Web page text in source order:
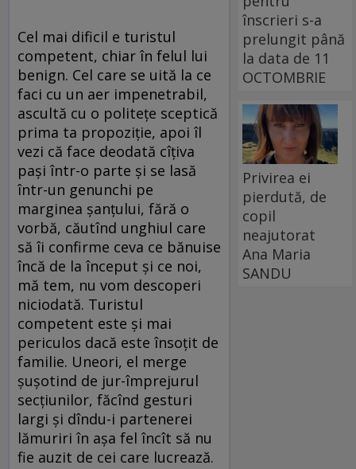
Cel mai dificil e turistul
competent, chiar în felul lui
benign. Cel care se uită la ce
faci cu un aer impenetrabil,
ascultă cu o politețe sceptică
prima ta propoziție, apoi îl
vezi că face deodată cîțiva
pași într-o parte și se lasă
într-un genunchi pe
marginea șanțului, fără o
vorbă, căutînd unghiul care
să îi confirme ceva ce bănuise
încă de la început și ce noi,
mă tem, nu vom descoperi
nicio­dată. Turistul
competent este și mai
periculos dacă este însoțit de
familie. Uneori, el merge
șușotind de jur-împrejurul
secțiunilor, făcînd gesturi
largi și dîndu-i partenerei
lămuriri în așa fel încît să nu
fie auzit de cei care lucrează.
înscrieri s-a
prelungit până
la data de 11
OCTOMBRIE
Privirea ei
pierdută, de
copil
neajutorat
Ana Maria
SANDU